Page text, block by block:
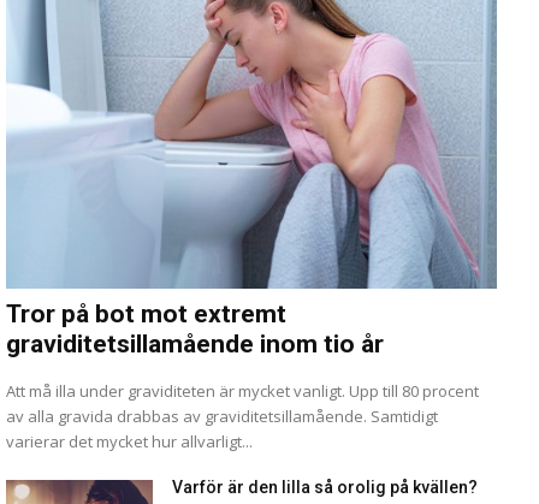
Tror på bot mot extremt
graviditetsillamående inom tio år
Att må illa under graviditeten är mycket vanligt. Upp till 80 procent
av alla gravida drabbas av graviditetsillamående. Samtidigt
varierar det mycket hur allvarligt...
Varför är den lilla så orolig på kvällen?